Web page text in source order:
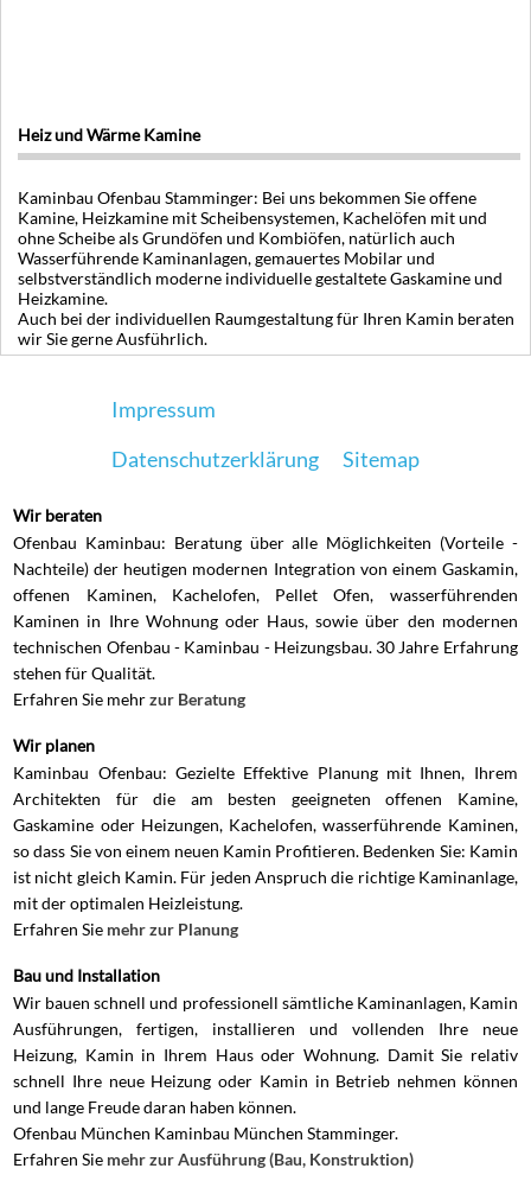
Heiz und Wärme Kamine
Kaminbau Ofenbau Stamminger: Bei uns bekommen Sie offene
Kamine, Heizkamine mit Scheibensystemen, Kachelöfen mit und
ohne Scheibe als Grundöfen und Kombiöfen, natürlich auch
Wasserführende Kaminanlagen, gemauertes Mobilar und
selbstverständlich moderne individuelle gestaltete Gaskamine und
Heizkamine.
Auch bei der individuellen Raumgestaltung für Ihren Kamin beraten
wir Sie gerne Ausführlich.
Impressum
Datenschutzerklärung
Sitemap
Wir beraten
Ofenbau Kaminbau: Beratung über alle Möglichkeiten (Vorteile -
Nachteile) der heutigen modernen Integration von einem Gaskamin,
offenen Kaminen, Kachelofen, Pellet Ofen, wasserführenden
Kaminen in Ihre Wohnung oder Haus, sowie über den modernen
technischen Ofenbau - Kaminbau - Heizungsbau. 30 Jahre Erfahrung
stehen für Qualität.
Erfahren Sie mehrzur Beratung
Wir planen
Kaminbau Ofenbau: Gezielte Effektive Planung mit Ihnen, Ihrem
Architekten für die am besten geeigneten offenen Kamine,
Gaskamine oder Heizungen, Kachelofen, wasserführende Kaminen,
so dass Sie von einem neuen Kamin Profitieren. Bedenken Sie: Kamin
ist nicht gleich Kamin. Für jeden Anspruch die richtige Kaminanlage,
mit der optimalen Heizleistung.
Erfahren Sie mehr zur Planung
Bau und Installation
Wir bauen schnell und professionell sämtliche Kaminanlagen, Kamin
Ausführungen, fertigen, installieren und vollenden Ihre neue
Heizung, Kamin in Ihrem Haus oder Wohnung. Damit Sie relativ
schnell Ihre neue Heizung oder Kamin in Betrieb nehmen können
und lange Freude daran haben können.
Ofenbau München Kaminbau München Stamminger.
Erfahren Sie mehr zur Ausführung (Bau, Konstruktion)